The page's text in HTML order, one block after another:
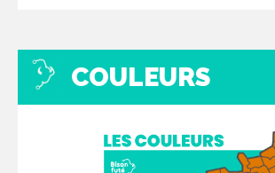
COULEURS